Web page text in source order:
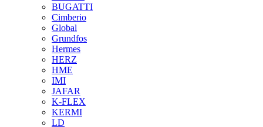
BUGATTI
Cimberio
Global
Grundfos
Hermes
HERZ
HME
IMI
JAFAR
K-FLEX
KERMI
LD